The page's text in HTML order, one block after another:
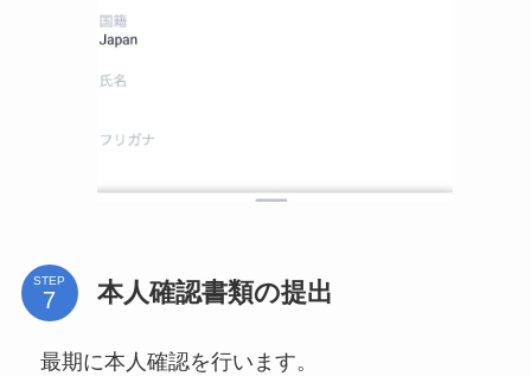
STEP 本人確認書類の提出
最期に本人確認を行います。